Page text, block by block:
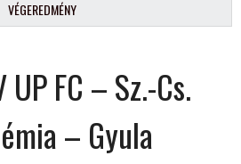
VÉGEREDMÉNY
FC – Sz.-Cs.
– Gyula